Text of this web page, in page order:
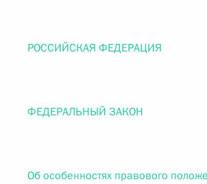
РОССИЙСКАЯ ФЕДЕРАЦИЯ
ФЕДЕРАЛЬНЫЙ ЗАКОН
Об особенностях правового